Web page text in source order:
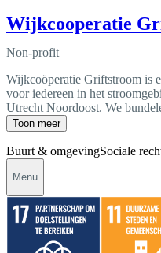
Wijkcooperatie
Non-profit
Wijkcoöperatie Griftstroom is
voor iedereen in het
Utrecht Noordoost. We
Toon meer
Buurt & omgevingSociale
Menu